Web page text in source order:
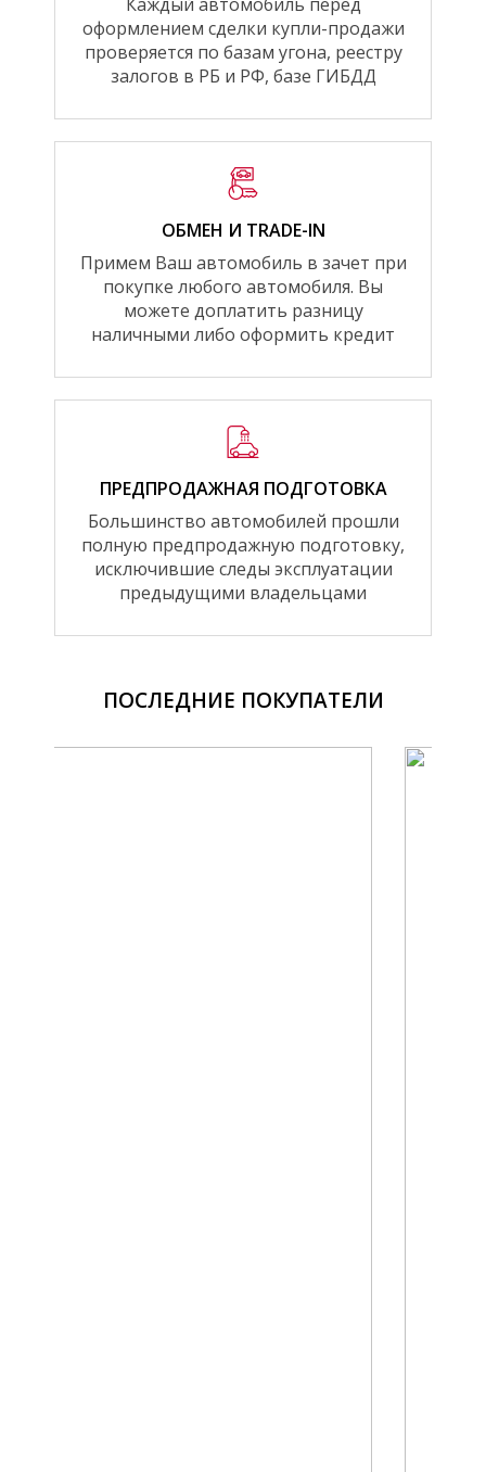
оформлением сделки купли-продажи
проверяется по базам угона, реестру
залогов в РБ и РФ, базе ГИБДД
ОБМЕН И TRADE-IN
Примем Ваш автомобиль в зачет при
покупке любого автомобиля. Вы
можете доплатить разницу
наличными либо оформить кредит
ПРЕДПРОДАЖНАЯ ПОДГОТОВКА
Большинство автомобилей прошли
полную предпродажную подготовку,
исключившие следы эксплуатации
предыдущими владельцами
ПОСЛЕДНИЕ ПОКУПАТЕЛИ